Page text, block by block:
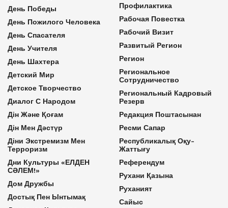
День Победы
День Пожилого Человека
День Спасателя
День Учителя
День Шахтера
Детский Мир
Детское Творчество
Диалог С Народом
Дін Және Қоғам
Дін Мен Дәстүр
Діни Экстремизм Мен
Терроризм
Дни Культуры «ЕЛДЕН
СӘЛЕМ!»
Дом Дружбы
Достық Пен Ынтымақ
Профилактика
Рабочая Повестка
Рабочий Визит
Развитый Регион
Регион
Региональное
Сотрудничество
Региональный Кадровый
Резерв
Редакция Поштасынан
Ресми Сапар
Республикалық Оқу-
Жаттығу
Референдум
Рухани Қазына
Руханият
Сайыс